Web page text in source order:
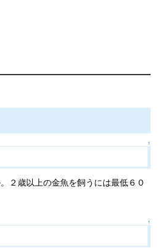
↑
２歳以上の金魚を飼うには最低６０
↑